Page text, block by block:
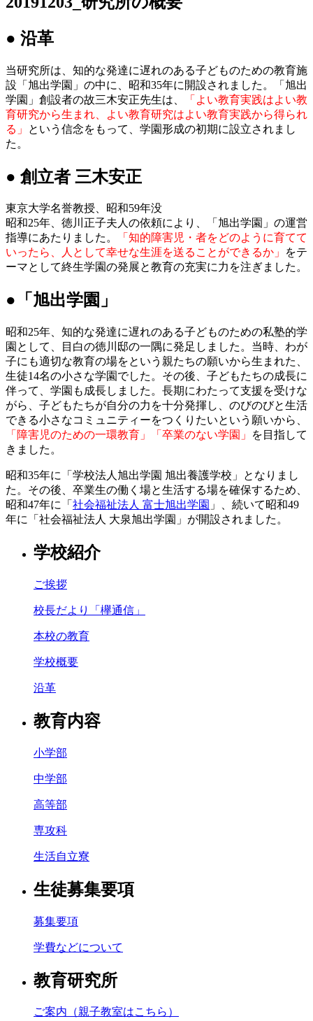
● 沿革
当研究所は、知的な発達に遅れのある子どものための教育施
設「旭出学園」の中に、昭和35年に開設されました。「旭出
学園」創設者の故三木安正先生は、
「よい教育実践はよい教
育研究から生まれ、よい教育研究はよい教育実践から得られ
る」
という信念をもって、学園形成の初期に設立されまし
た。
● 創立者 三木安正
東京大学名誉教授、昭和59年没
昭和25年、徳川正子夫人の依頼により、「旭出学園」の運営
指導にあたりました。
「知的障害児・者をどのように育てて
いったら、人として幸せな生涯を送ることができるか」
をテ
ーマとして終生学園の発展と教育の充実に力を注ぎました。
●「旭出学園」
昭和25年、知的な発達に遅れのある子どものための私塾的学
園として、目白の徳川邸の一隅に発足しました。当時、わが
子にも適切な教育の場をという親たちの願いから生まれた、
生徒14名の小さな学園でした。その後、子どもたちの成長に
伴って、学園も成長しました。長期にわたって支援を受けな
がら、子どもたちが自分の力を十分発揮し、のびのびと生活
できる小さなコミュニティーをつくりたいという願いから、
「障害児のための一環教育」「卒業のない学園」
を目指して
きました。
昭和35年に「学校法人旭出学園 旭出養護学校」となりまし
た。その後、卒業生の働く場と生活する場を確保するため、
昭和47年に「 社会福祉法人 富士旭出学園 」、続いて昭和49
年に「社会福祉法人 大泉旭出学園」が開設されました。
学校紹介
ご挨拶
校長だより「欅通信」
本校の教育
学校概要
沿革
教育内容
小学部
中学部
高等部
専攻科
生活自立寮
生徒募集要項
募集要項
学費などについて
教育研究所
ご案内（親子教室はこちら）